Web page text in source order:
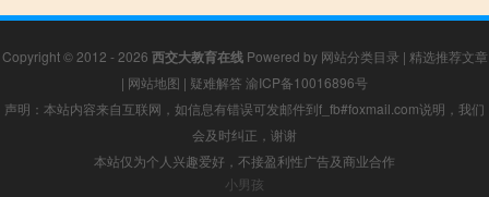
Copyright © 2012 - 2026 西交大教育在线Powered by 网站分类目录 | 精选推荐文章
| 网站地图 | 疑难解答 渝ICP备10016896号
声明：本站内容来自互联网，如信息有错误可发邮件到f_fb#foxmail.com说明，我们
会及时纠正，谢谢
本站仅为个人兴趣爱好，不接盈利性广告及商业合作
小男孩